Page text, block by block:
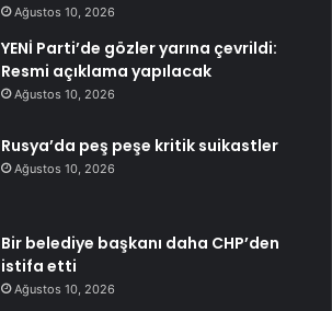
Ağustos 10, 2026
YENİ Parti’de gözler yarına çevrildi:
Resmi açıklama yapılacak
Ağustos 10, 2026
Rusya’da peş peşe kritik suikastler
Ağustos 10, 2026
Bir belediye başkanı daha CHP’den
istifa etti
Ağustos 10, 2026